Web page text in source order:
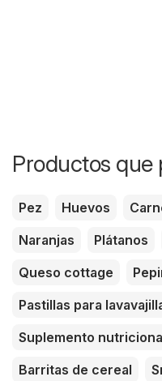
Productos que
Pez Huevos
Naranjas
Plátanos
Queso cottage
Pastillas para
Suplemento
Barritas de cereal